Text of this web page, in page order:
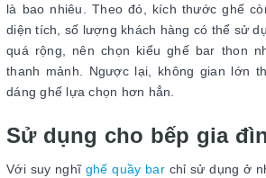
là bao nhiêu. Theo đó, kích thước ghế
diện tích, số lượng khách hàng có thể sử
quá rộng, nên chọn kiểu ghế bar thon
thanh mảnh. Ngược lại, không gian lớn
dáng ghế lựa chọn hơn hẳn.
Sử dụng cho bếp gia
Với suy nghĩ ghế quầy bar chỉ sử dụng ở